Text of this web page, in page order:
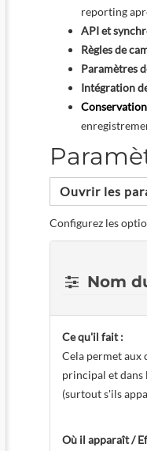
reporting
API et
Règles de
Paramètres
Intégration
Ouvrir les
Configurez les
Nom
Ce qu'il fait :
Cela permet aux
principal et
(surtout s'ils
Où il apparaît /